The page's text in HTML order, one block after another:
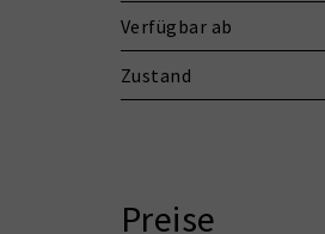
Verfügbar ab
Zustand
Preise